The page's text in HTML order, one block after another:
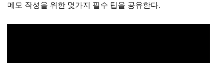
메모 작성을 위한 몇가지 필수 팁을 공유한다.